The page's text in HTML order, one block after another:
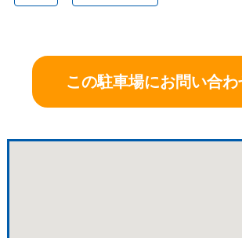
この駐車場にお問い合わ